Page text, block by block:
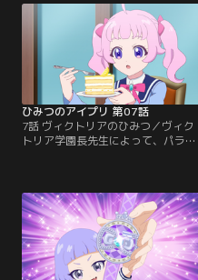
二つが競い合う一年に一度の寮対抗
戦「スクールクリーニングマッチ」
が開催！どちらが、よりたくさんお
掃除できるか、その得点で競い合
う。工夫したり、ひみつのアイテム
を使ったり…。
ひみつのアイプリ 第07話
7話 ヴィクトリアのひみつ／ヴィク
トリア学園長先生によって、パラダ
は、自分のせいだと落ち込んでい
た。生徒会長のサクラは、禁止をと
いてもらおうとヴィクトリアの元
に。ヴィクトリアは、アイプリの素
晴らしさをアピールできたら、アイ
プリを許してくれると言う。